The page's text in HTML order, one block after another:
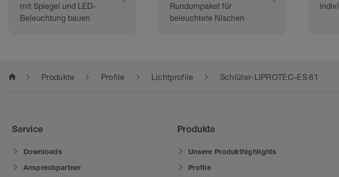
mit Spiegel und LED-
Beleuchtung bauen
Rundumpaket für
beleuchtete Nischen
home Produkte Profile Lichtprofile Schlüter-LIPROTEC-ES 61
Service
Downloads
Ansprechpartner
Produkte
Unsere Produkthighlights
Profile